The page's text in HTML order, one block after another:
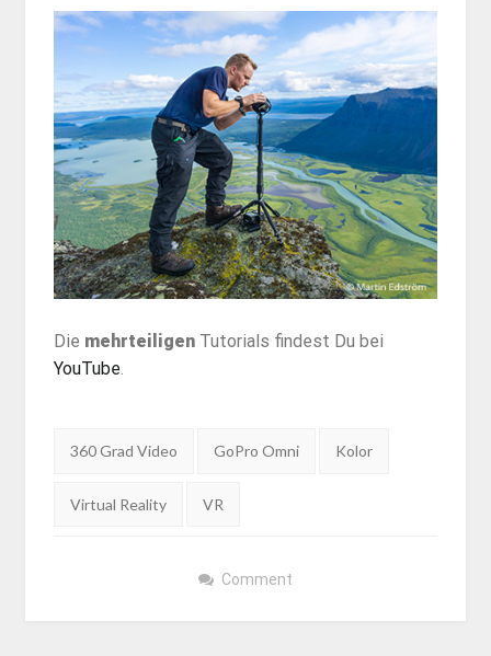
Die mehrteiligenTutorials findest Du bei
YouTube.
Tags:
360 Grad Video GoPro Omni Kolor
Virtual Reality VR
Comment